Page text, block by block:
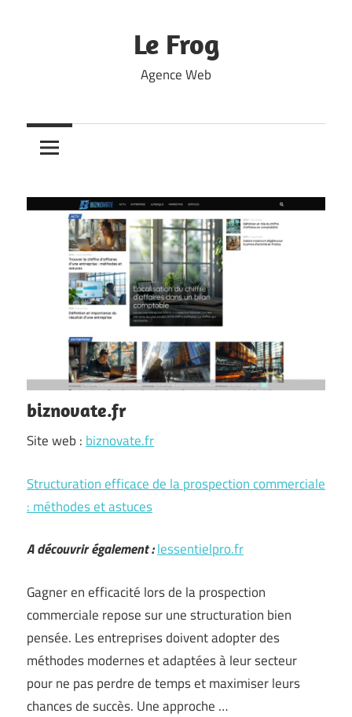
Le Frog
Agence Web
biznovate.fr
Site web : biznovate.fr
Structuration efficace de la prospection commerciale
: méthodes et astuces
A découvrir également :lessentielpro.fr
Gagner en efficacité lors de la prospection
commerciale repose sur une structuration bien
pensée. Les entreprises doivent adopter des
méthodes modernes et adaptées à leur secteur
pour ne pas perdre de temps et maximiser leurs
chances de succès. Une approche …